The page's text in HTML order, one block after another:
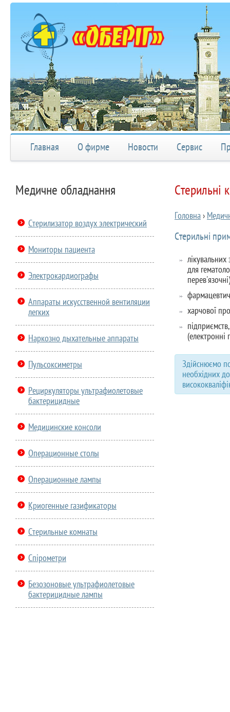
Главная О фирме Новости Сервис
Медичне обладнання
Стерилизатор воздух электрический
Мониторы пациента
Электрокардиографы
Аппараты искусственной вентиляции
легких
Наркозно дыхательные аппараты
Пульсоксиметры
Рециркуляторы ультрафиолетовые
бактерицидные
Медицинские консоли
Операционные столы
Операционные лампы
Криогенные газификаторы
Стерильные комнаты
Спірометри
Безозоновые ультрафиолетовые
бактерицидные лампы
Стерильні
Головна›
Стерильні
лікувальних
для
харчової
(електронні
Здійснюємо
необхідних